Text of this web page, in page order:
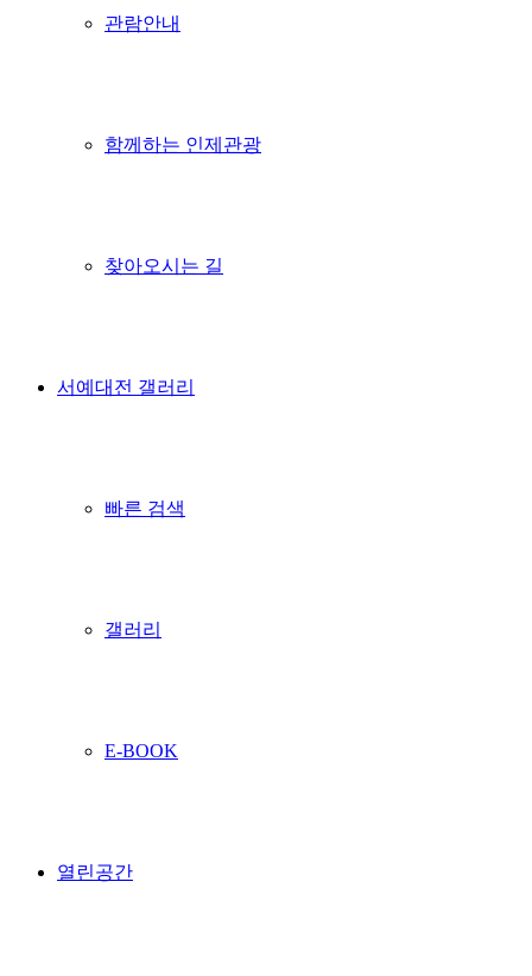
관람안내
함께하는 인제관광
찾아오시는 길
서예대전 갤러리
빠른 검색
갤러리
E-BOOK
열린공간